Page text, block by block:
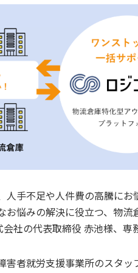
人手不足や人件費の高騰に
お悩みの解決に役立つ、物流
会社の代表取締役 赤池様、専
者就労支援事業所のスタッ